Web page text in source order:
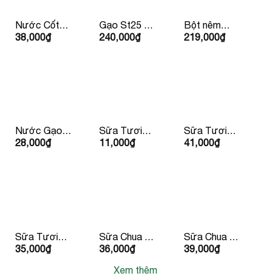
Nước Cốt
Dừa
38,000₫
Gạo St25 –
Gạo Ông
240,000₫
Bột nêm
Nhật Youki
219,000₫
Nước Gạo
Hàn Quốc
28,000₫
Sữa Tươi
Dalatmilk
11,000₫
Sữa Tươi
Dalatmilk
41,000₫
Sữa Tươi
Tiệt Trùng
35,000₫
Sữa Chua Hy
Lạp Lucas
36,000₫
Sữa Chua Hy
Lạp Lucas Vị
39,000₫
Xem thêm